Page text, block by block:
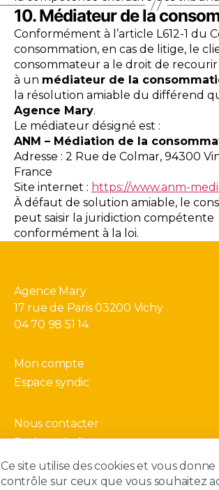
10. Médiateur de la
Conformément à l’article L612-1 du
consommation, en cas de litige, le
consommateur a le droit de
à un médiateur de la
la résolution amiable du différend
Agence Mary.
Le médiateur désigné est :
ANM – Médiation de la
Adresse : 2 Rue de Colmar, 94300
France
Site internet : https://www.anm-
À défaut de solution amiable, le
peut saisir la juridiction compétente
conformément à la loi.
Agence Mary
17 rue de Paris 03200 Vichy
04 70 98 51 14
Mon compte
Espace syndic
Nous contacter
Barème de l’agence
Gérer mes cookies
Ce site utilise des cookies et vous donne
contrôle sur ceux que vous souhaitez